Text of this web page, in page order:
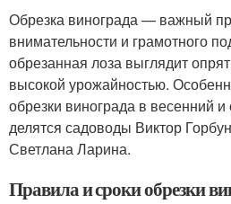
Обрезка винограда — важный
внимательности и грамотного
обрезанная лоза выглядит
высокой урожайностью.
обрезки винограда в весенний
делятся садоводы Виктор
Светлана Ларина.
Правила и сроки обрезки